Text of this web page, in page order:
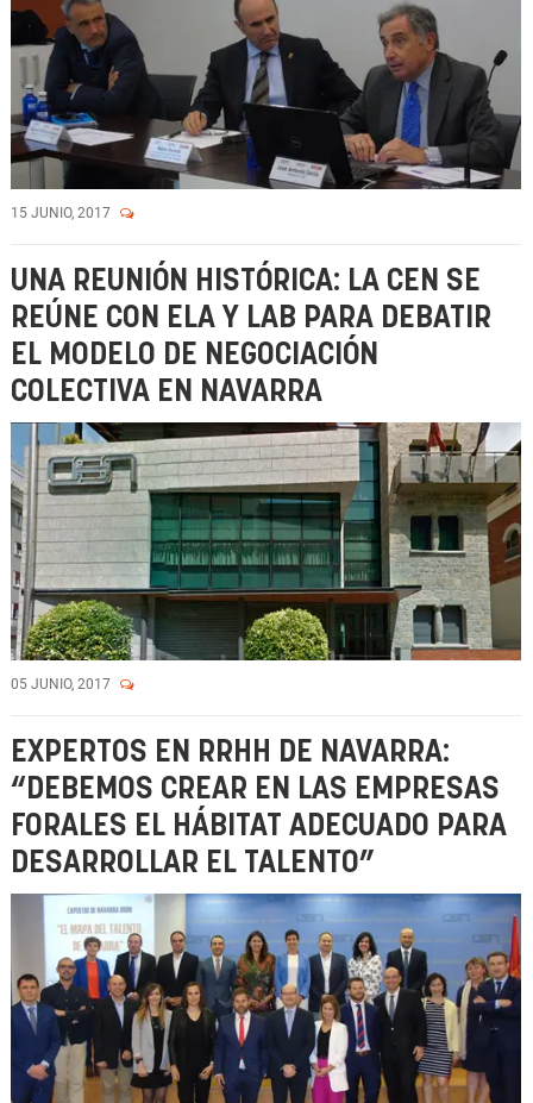
15 JUNIO, 2017
UNA REUNIÓN HISTÓRICA: LA CEN SE
REÚNE CON ELA Y LAB PARA DEBATIR
EL MODELO DE NEGOCIACIÓN
COLECTIVA EN NAVARRA
05 JUNIO, 2017
EXPERTOS EN RRHH DE NAVARRA:
“DEBEMOS CREAR EN LAS EMPRESAS
FORALES EL HÁBITAT ADECUADO PARA
DESARROLLAR EL TALENTO”